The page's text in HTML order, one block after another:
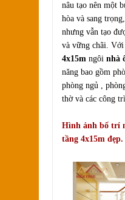
nâu tạo nên một
hòa và sang
nhưng vẫn tạo
và vững chãi.
4x15m ngôi nhà
năng bao gồm
phòng ngủ ,
thờ và các công
Hình ảnh bố trí
tầng 4x15m đẹp.